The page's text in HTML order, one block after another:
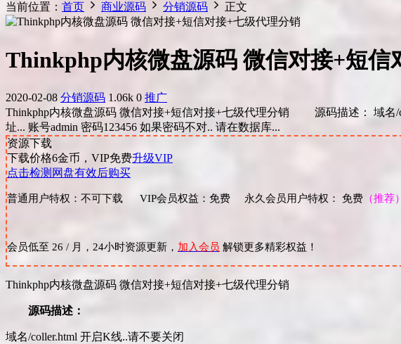
当前位置： 首页 商业源码 分销源码 正文
Thinkphp内核微盘源码 微信对接+短信
2020-02-08 分销源码 1.06k 0 推广
Thinkphp内核微盘源码 微信对接+短信对接+七级代理分销 源码描述： 域名/
址... 账号admin 密码123456 如果密码不对.. 请在数据库...
资源下载
下载价格6金币，VIP免费升级VIP
点击检测网盘有效后购买
普通用户特权：不可下载 VIP会员权益：免费 永久会员用户特权： 免费 （推荐）
会员低至 26 / 月，24小时资源更新， 加入会员 解锁更多精彩权益！
Thinkphp内核微盘源码 微信对接+短信对接+七级代理分销
源码描述：
域名/coller.html 开启K线..请不要关闭